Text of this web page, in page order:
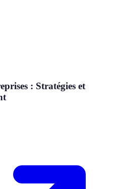
: Stratégies et